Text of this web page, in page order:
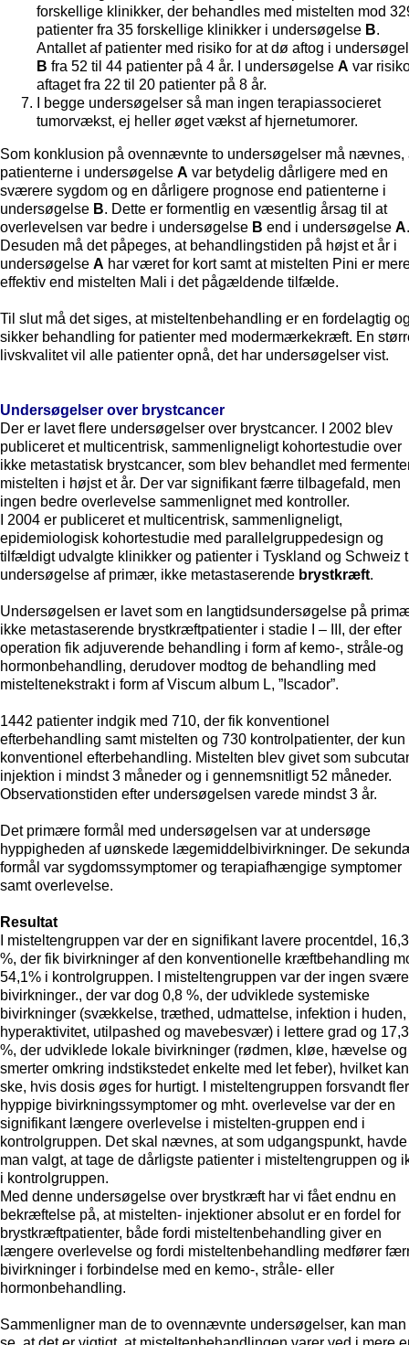
forskellige klinikker, der behandles med mistelten mod
patienter fra 35 forskellige klinikker i undersøgelse B.
Antallet af patienter med risiko for at dø aftog i
B fra 52 til 44 patienter på 4 år. I undersøgelse A var
aftaget fra 22 til 20 patienter på 8 år.
I begge undersøgelser så man ingen terapiassocieret
tumorvækst, ej heller øget vækst af hjernetumorer.
Som konklusion på ovennævnte to undersøgelser må nævnes,
patienterne i undersøgelse A var betydelig dårligere med en
sværere sygdom og en dårligere prognose end patienterne i
undersøgelse B. Dette er formentlig en væsentlig årsag til at
overlevelsen var bedre i undersøgelse B end i undersøgelse A.
Desuden må det påpeges, at behandlingstiden på højst et år i
undersøgelse A har været for kort samt at mistelten Pini er
effektiv end mistelten Mali i det pågældende tilfælde.
Til slut må det siges, at misteltenbehandling er en fordelagtig
sikker behandling for patienter med modermærkekræft. En
livskvalitet vil alle patienter opnå, det har undersøgelser vist.
Undersøgelser over brystcancer
Der er lavet flere undersøgelser over brystcancer. I 2002 blev
publiceret et multicentrisk, sammenligneligt kohortestudie over
ikke metastatisk brystcancer, som blev behandlet med
mistelten i højst et år. Der var signifikant færre tilbagefald, men
ingen bedre overlevelse sammenlignet med kontroller.
I 2004 er publiceret et multicentrisk, sammenligneligt,
epidemiologisk kohortestudie med parallelgruppedesign og
tilfældigt udvalgte klinikker og patienter i Tyskland og Schweiz
undersøgelse af primær, ikke metastaserende brystkræft.
Undersøgelsen er lavet som en langtidsundersøgelse på
ikke metastaserende brystkræftpatienter i stadie I – III, der efter
operation fik adjuverende behandling i form af kemo-, stråle-og
hormonbehandling, derudover modtog de behandling med
misteltenekstrakt i form af Viscum album L, ”Iscador”.
1442 patienter indgik med 710, der fik konventionel
efterbehandling samt mistelten og 730 kontrolpatienter, der kun
konventionel efterbehandling. Mistelten blev givet som
injektion i mindst 3 måneder og i gennemsnitligt 52 måneder.
Observationstiden efter undersøgelsen varede mindst 3 år.
Det primære formål med undersøgelsen var at undersøge
hyppigheden af uønskede lægemiddelbivirkninger. De
formål var sygdomssymptomer og terapiafhængige symptomer
samt overlevelse.
Resultat
I misteltengruppen var der en signifikant lavere procentdel, 16,3
%, der fik bivirkninger af den konventionelle kræftbehandling
54,1% i kontrolgruppen. I misteltengruppen var der ingen svære
bivirkninger., der var dog 0,8 %, der udviklede systemiske
bivirkninger (svækkelse, træthed, udmattelse, infektion i huden,
hyperaktivitet, utilpashed og mavebesvær) i lettere grad og 17,3
%, der udviklede lokale bivirkninger (rødmen, kløe, hævelse og
smerter omkring indstikstedet enkelte med let feber), hvilket kan
ske, hvis dosis øges for hurtigt. I misteltengruppen forsvandt
hyppige bivirkningssymptomer og mht. overlevelse var der en
signifikant længere overlevelse i mistelten-gruppen end i
kontrolgruppen. Det skal nævnes, at som udgangspunkt, havde
man valgt, at tage de dårligste patienter i misteltengruppen og
i kontrolgruppen.
Med denne undersøgelse over brystkræft har vi fået endnu en
bekræftelse på, at mistelten- injektioner absolut er en fordel for
brystkræftpatienter, både fordi misteltenbehandling giver en
længere overlevelse og fordi misteltenbehandling medfører
bivirkninger i forbindelse med en kemo-, stråle- eller
hormonbehandling.
Sammenligner man de to ovennævnte undersøgelser, kan man